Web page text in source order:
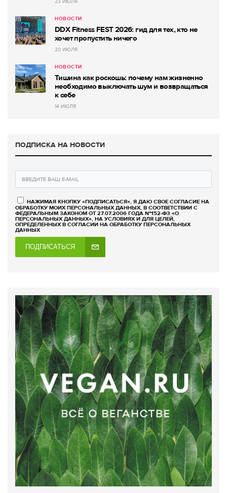
23 ИЮЛЯ
НОВОСТИ
DDX Fitness FEST 2026: гид для тех, кто не
хочет пропустить ничего
20 ИЮЛЯ
НОВОСТИ
Тишина как роскошь: почему нам жизненно
необходимо выключать шум и возвращаться
к себе
14 ИЮЛЯ
ПОДПИСКА НА НОВОСТИ
НАЖИМАЯ КНОПКУ «ПОДПИСАТЬСЯ», Я ДАЮ СВОЕ СОГЛАСИЕ НА
ОБРАБОТКУ МОИХ ПЕРСОНАЛЬНЫХ ДАННЫХ, В СООТВЕТСТВИИ С
ФЕДЕРАЛЬНЫМ ЗАКОНОМ ОТ 27.07.2006 ГОДА №152-ФЗ «О
ПЕРСОНАЛЬНЫХ ДАННЫХ», НА УСЛОВИЯХ И ДЛЯ ЦЕЛЕЙ,
ОПРЕДЕЛЕННЫХ В СОГЛАСИИ НА ОБРАБОТКУ ПЕРСОНАЛЬНЫХ
ДАННЫХ
ПОДПИСАТЬСЯ